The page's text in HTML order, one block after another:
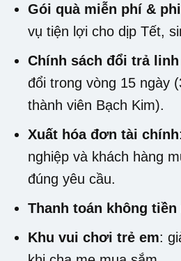
Gói quà miễn phí &
vụ tiện lợi cho dịp Tết,
Chính sách đổi trả
đổi trong vòng 15 ngày
thành viên Bạch Kim).
Xuất hóa đơn tài chính
nghiệp và khách hàng
đúng yêu cầu.
Thanh toán không tiền
Khu vui chơi trẻ em: